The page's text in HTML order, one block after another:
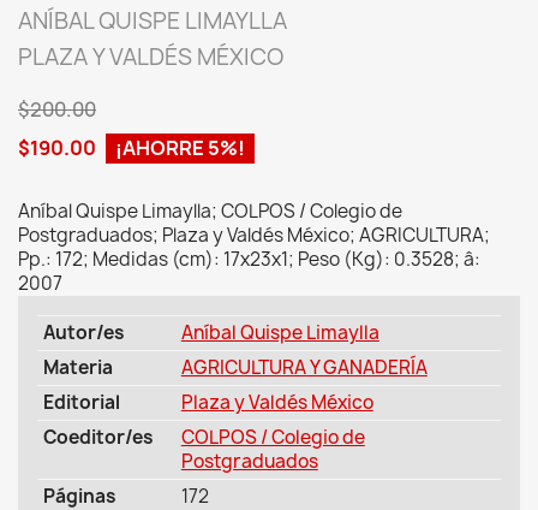
ANÍBAL QUISPE LIMAYLLA
PLAZA Y VALDÉS MÉXICO
$200.00
$190.00
¡AHORRE 5%!
Aníbal Quispe Limaylla; COLPOS / Colegio de
Postgraduados; Plaza y Valdés México; AGRICULTURA;
Pp.: 172; Medidas (cm): 17x23x1; Peso (Kg): 0.3528; â:
2007
Autor/es
Aníbal Quispe Limaylla
Materia
AGRICULTURA Y GANADERÍA
Editorial
Plaza y Valdés México
Coeditor/es
COLPOS / Colegio de
Postgraduados
Páginas
172